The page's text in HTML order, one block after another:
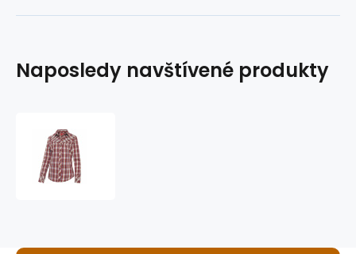
Naposledy navštívené produkty